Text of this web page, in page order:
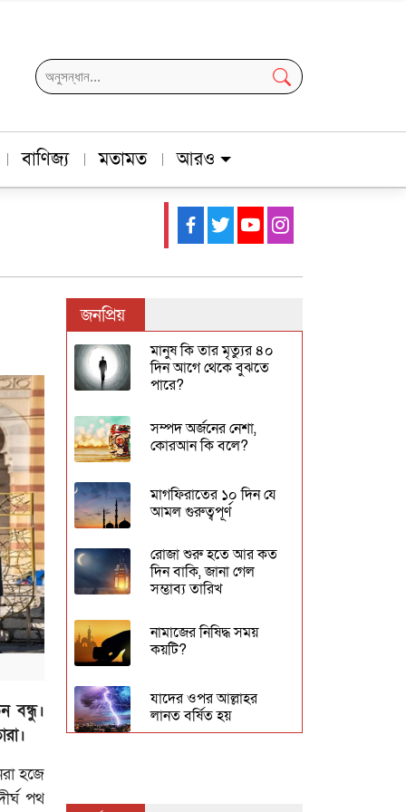
বাণিজ্য মতামত আরও
বন্ধু।
হজে
পথ
জনপ্রিয়
মানুষ কি তার মৃত্যুর ৪০
দিন আগে থেকে বুঝতে
পারে?
সম্পদ অর্জনের নেশা,
কোরআন কি বলে?
মাগফিরাতের ১০ দিন যে
আমল গুরুত্বপূর্ণ
রোজা শুরু হতে আর কত
দিন বাকি, জানা গেল
সম্ভাব্য তারিখ
নামাজের নিষিদ্ধ সময়
কয়টি?
যাদের ওপর আল্লাহর
লানত বর্ষিত হয়